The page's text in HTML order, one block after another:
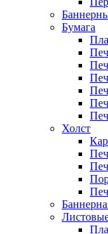
Бумага
Холст